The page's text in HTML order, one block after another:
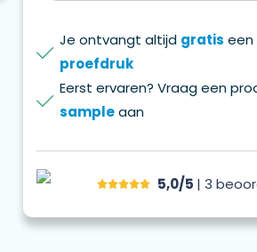
Je ontvangt altijd gratis een
proefdruk
Eerst ervaren? Vraag een
sampleaan
5,0/5 | 3